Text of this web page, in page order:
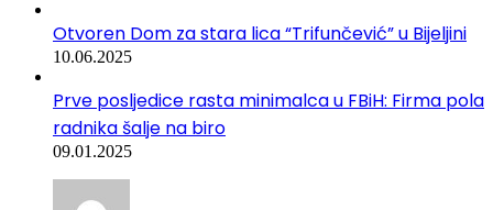
Otvoren Dom za stara lica “Trifunčević” u Bijeljini
10.06.2025
Prve posljedice rasta minimalca u FBiH: Firma pola
radnika šalje na biro
09.01.2025